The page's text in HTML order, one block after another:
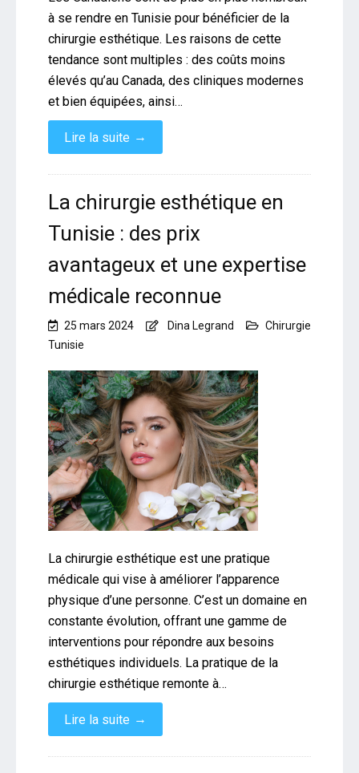
à se rendre en Tunisie pour bénéficier de la
chirurgie esthétique. Les raisons de cette
tendance sont multiples : des coûts moins
élevés qu’au Canada, des cliniques modernes
et bien équipées, ainsi…
Lire la suite →
La chirurgie esthétique en
Tunisie : des prix
avantageux et une expertise
médicale reconnue
25 mars 2024 Dina Legrand
Chirurgie
Tunisie
La chirurgie esthétique est une pratique
médicale qui vise à améliorer l’apparence
physique d’une personne. C’est un domaine en
constante évolution, offrant une gamme de
interventions pour répondre aux besoins
esthétiques individuels. La pratique de la
chirurgie esthétique remonte à…
Lire la suite →